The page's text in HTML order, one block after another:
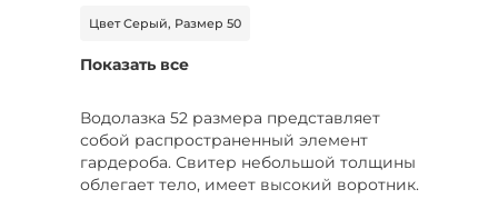
Цвет Серый, Размер 50
Цвет Бежевый, Размер 50
Цвет Красный, Размер 68-70
Цвет Розовый, Размер 58 Размер 60
Показать все
Водолазка 52 размера представляет
собой распространенный элемент
гардероба. Свитер небольшой толщины
облегает тело, имеет высокий воротник.